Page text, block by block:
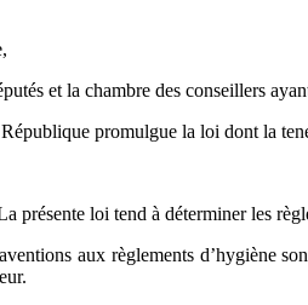
et la chambre des conseillers
promulgue la loi dont la
présente loi tend à déterminer les
aux règlements d’hygiène